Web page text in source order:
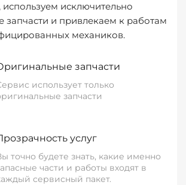
исключительно
запчасти и привлекаем к работам
механиков.
запчасти
использует только
запчасти
услуг
точно будете знать, какие именно
части и работы входят в
сервисный пакет.